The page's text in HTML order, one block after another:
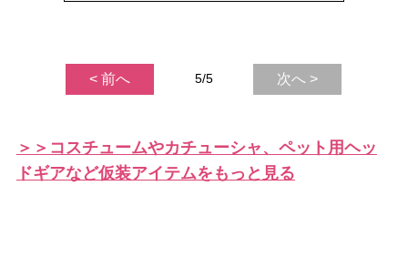
< 前へ 5/5 次へ >
＞＞コスチュームやカチューシャ、ペット用ヘッ
ドギアなど仮装アイテムをもっと見る